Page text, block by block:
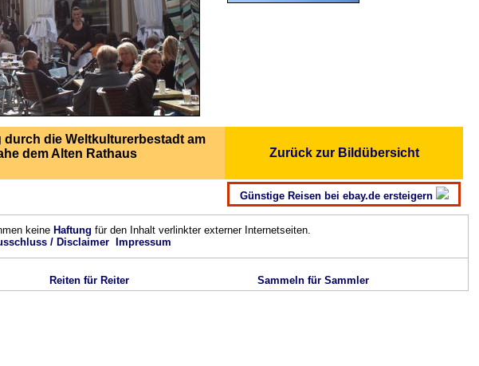
die Weltkulturerbestadt am
dem Alten Rathaus
Zurück zur Bildübersicht
Günstige Reisen bei ebay.de ersteigern
keine Haftung für den Inhalt verlinkter externer Internetseiten.
/ Disclaimer
Impressum
Reiten für Reiter Sammeln für Sammler